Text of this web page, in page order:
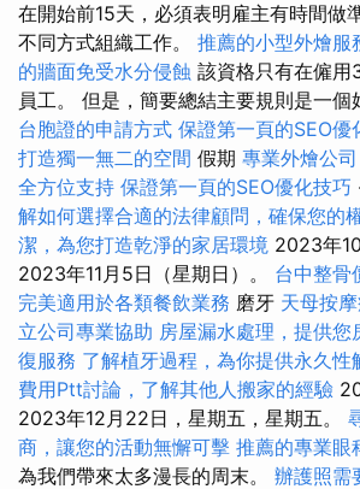
在開始前15天，必須表明雇主有時間做
不同方式組織工作。 推薦的小型外燴服
的牆面免受水分侵蝕 該資格只有在僱用
員工。 但是，簡要總結主要規則是一個
台胞證的申請方式 保證第一頁的SEO優
打造獨一無二的空間 假期 專業外燴公
全方位支持 保證第一頁的SEO優化技巧
解如何選擇合適的法律顧問，確保您的
潔，為您打造乾淨的家居環境 2023年
2023年11月5日（星期日）。 台中整骨
完美適用於各類餐飲業務 磨牙 天母按
立公司專業協助 房屋漏水處理，提供您
復服務 了解植牙過程，為你提供永久性
費用Ptt討論，了解其他人搬家的經驗
2023年12月22日，星期五，星期五。
商，讓您的活動無懈可擊 推薦的專業眼
為我們帶來太多漫長的周末。 辦護照需